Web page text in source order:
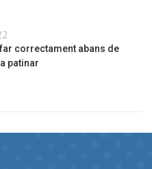
correctament abans de
patinar